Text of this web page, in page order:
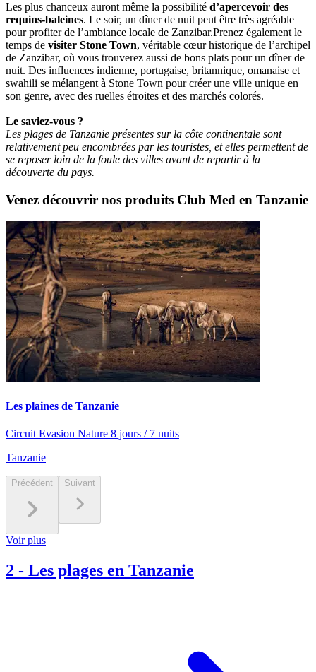
Les plus chanceux auront même la possibilité d’apercevoir des
requins-baleines. Le soir, un dîner de nuit peut être très agréable
pour profiter de l’ambiance locale de Zanzibar.Prenez également le
temps de visiter Stone Town, véritable cœur historique de l’archipel
de Zanzibar, où vous trouverez aussi de bons plats pour un dîner de
nuit. Des influences indienne, portugaise, britannique, omanaise et
swahili se mélangent à Stone Town pour créer une ville unique en
son genre, avec des ruelles étroites et des marchés colorés.
Le saviez-vous ?
Les plages de Tanzanie présentes sur la côte continentale sont
relativement peu encombrées par les touristes, et elles permettent de
se reposer loin de la foule des villes avant de repartir à la
découverte du pays.
Venez découvrir nos produits Club Med en Tanzanie
Les plaines de Tanzanie
Circuit Evasion Nature 8 jours / 7 nuits
Tanzanie
Précédent Suivant
Voir plus
2 - Les plages en Tanzanie